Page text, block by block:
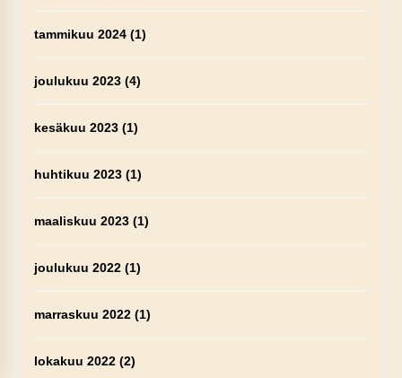
tammikuu 2024(1)
joulukuu 2023(4)
kesäkuu 2023(1)
huhtikuu 2023(1)
maaliskuu 2023(1)
joulukuu 2022(1)
marraskuu 2022(1)
lokakuu 2022(2)